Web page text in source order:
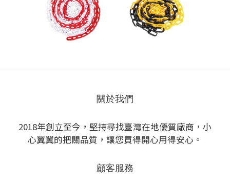
關於我們
2018年創立至今，堅持尋找臺灣在地優質廠商，小
心翼翼的把關品質，讓您買得開心用得安心。
顧客服務